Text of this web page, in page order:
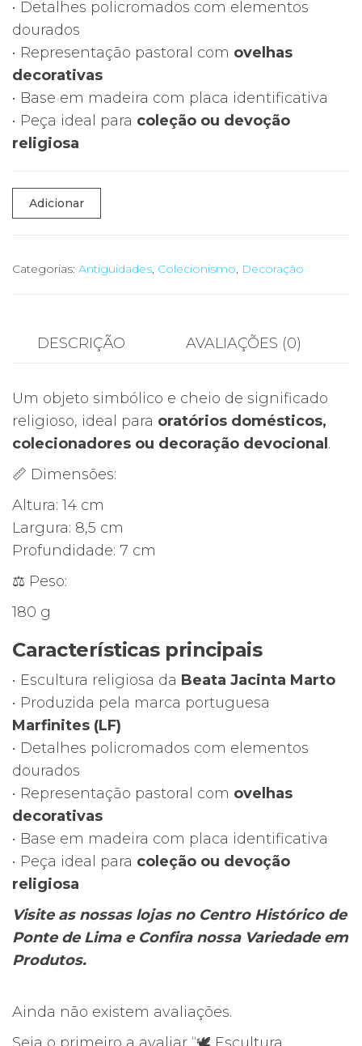
• Detalhes policromados com elementos
dourados
• Representação pastoral com ovelhas
decorativas
• Base em madeira com placa identificativa
• Peça ideal para coleção ou devoção
religiosa
Quantidade
de
Escultura
Jacinta
LF
Portugal
–
Base
Adicionar
Categorias: Antiguidades, Colecionismo, Decoração
DESCRIÇÃO AVALIAÇÕES (0)
Um objeto simbólico e cheio de significado
religioso, ideal para oratórios domésticos,
colecionadores ou decoração devocional .
📏 Dimensões:
Altura: 14 cm
Largura: 8,5 cm
Profundidade: 7 cm
⚖️ Peso:
180 g
Características principais
• Escultura religiosa da Beata Jacinta Marto
• Produzida pela marca portuguesa
Marfinites (LF)
• Detalhes policromados com elementos
dourados
• Representação pastoral com ovelhas
decorativas
• Base em madeira com placa identificativa
• Peça ideal para coleção ou devoção
religiosa
Visite as nossas lojas no Centro Histórico de
Ponte de Lima e Confira nossa Variedade em
Produtos.
Ainda não existem avaliações.